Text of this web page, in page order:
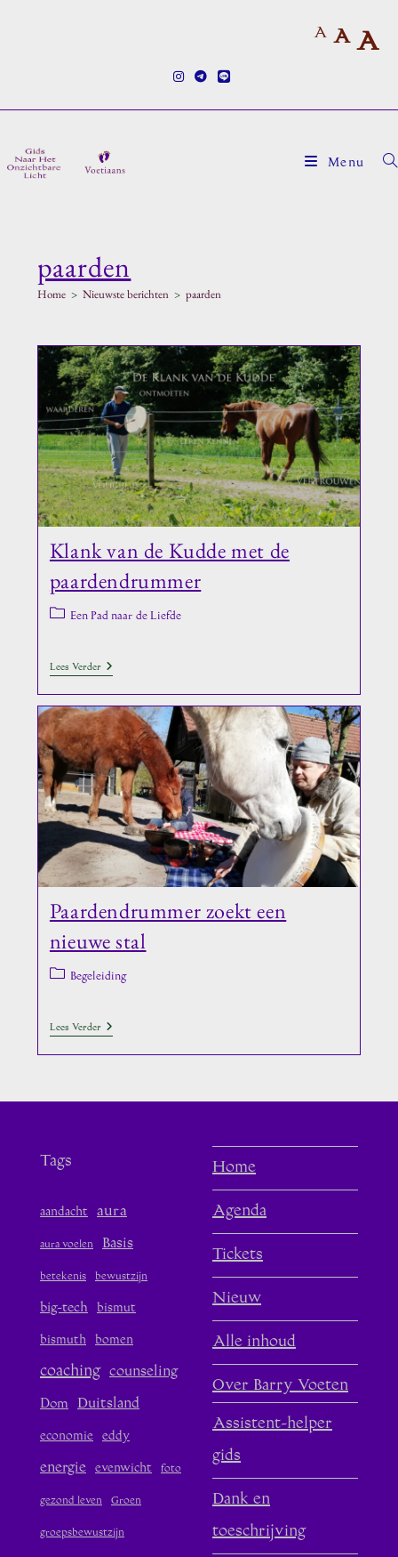
A A A
Menu
paarden
Home > Nieuwste berichten > paarden
Klank van de Kudde met de
paardendrummer
Berichtcategorie:
Een Pad naar de Liefde
Lees VerderKlank
De
Kudde
Met
De
Paardendrummer
Paardendrummer zoekt een
nieuwe stal
Berichtcategorie:
Begeleiding
Lees VerderPaardendrummer
Een
Tags
aandacht aura
aura voelen Basis
betekenis bewustzijn
big-tech bismut
bismuth bomen
coaching counseling
Dom Duitsland
economie eddy
energie evenwicht foto
gezond leven Groen
groepsbewustzijn
Home
Agenda
Tickets
Nieuw
Alle inhoud
Over Barry Voeten
Assistent-helper
gids
Dank en
toeschrijving